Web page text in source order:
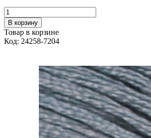
В корзину
Товар в корзине
Код: 24258-7204